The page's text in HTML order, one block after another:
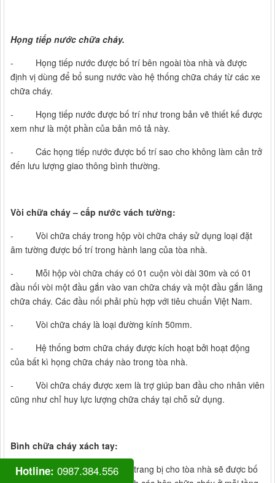
Họng tiếp nước chữa cháy.
- Họng tiếp nước được bố trí bên ngoài tòa nhà và được
định vị dùng để bổ sung nước vào hệ thống chữa cháy từ các xe
chữa cháy.
- Họng tiếp nước được bố trí như trong bản vẽ thiết kế được
xem như là một phần của bản mô tả này.
- Các họng tiếp nước được bố trí sao cho không làm cản trở
đến lưu lượng giao thông bình thường.
Vòi chữa cháy – cấp nước vách tường:
- Vòi chữa cháy trong hộp vòi chữa cháy sử dụng loại đặt
âm tường được bố trí trong hành lang của tòa nhà.
- Mỗi hộp vòi chữa cháy có 01 cuộn vòi dài 30m và có 01
đầu nối vòi một đầu gắn vào van chữa cháy và một đầu gắn lăng
chữa cháy. Các đầu nối phải phù hợp với tiêu chuẩn Việt Nam.
- Vòi chữa cháy là loại đường kính 50mm.
- Hệ thống bơm chữa cháy được kích hoạt bởi hoạt động
của bất kì họng chữa cháy nào trong tòa nhà.
- Vòi chữa cháy được xem là trợ giúp ban đầu cho nhân viên
cũng như chỉ huy lực lượng chữa cháy tại chỗ sử dụng.
Bình chữa cháy xách tay:
- Bình chữa cháy xách tay trang bị cho tòa nhà sẽ được bố
Hotline: 0987.384.556